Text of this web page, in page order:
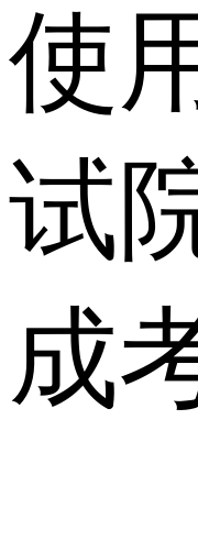
使
试
成